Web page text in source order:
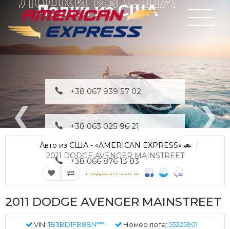
Лодки из США
+38 067 939 57 02
+38 063 025 96 21
+38 066 876 13 83
Авто из США - «AMERICAN EXPRESS» 🚗
2011 DODGE AVENGER MAINSTREET
Поделиться в:
2011 DODGE AVENGER MAINSTREET
VIN:1B3BD1FB8BN*** Номер лота: 55225901